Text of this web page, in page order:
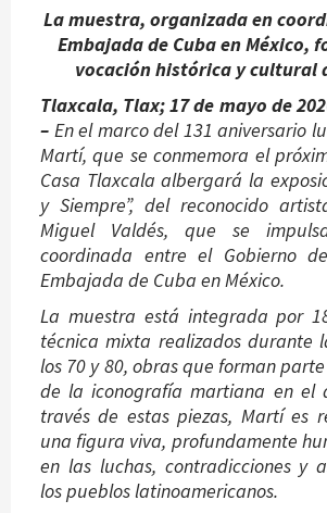
La muestra, organizada en
Embajada de Cuba en México,
vocación histórica y cultural
Tlaxcala, Tlax; 17 de mayo de
– En el marco del 131 aniversario
Martí, que se conmemora el
Casa Tlaxcala albergará la
y Siempre”, del reconocido
Miguel Valdés, que se
coordinada entre el Gobierno
Embajada de Cuba en México.
La muestra está integrada por
técnica mixta realizados durante
los 70 y 80, obras que forman
de la iconografía martiana en el
través de estas piezas, Martí es
una figura viva, profundamente
en las luchas, contradicciones y
los pueblos latinoamericanos.